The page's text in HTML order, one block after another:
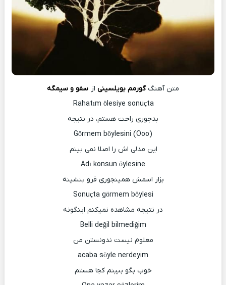
متن آهنگگورمم بویلسینی از سفو و سیمگه
Rahatım ölesiye sonuçta
بدجوری راحت هستم، در نتیجه
Görmem böylesini (Ooo)
این مدلی اش را اصلا نمی بینم
Adı konsun öylesine
بزار اسمش همینجوری فرو بنشینه
Sonuçta görmem böylesi
در نتیجه مشاهده نمیکنم اینگونه
Belli değil bilmediğim
معلوم نیست ندونستن من
acaba söyle nerdeyim
خوب بگو ببینم کجا هستم